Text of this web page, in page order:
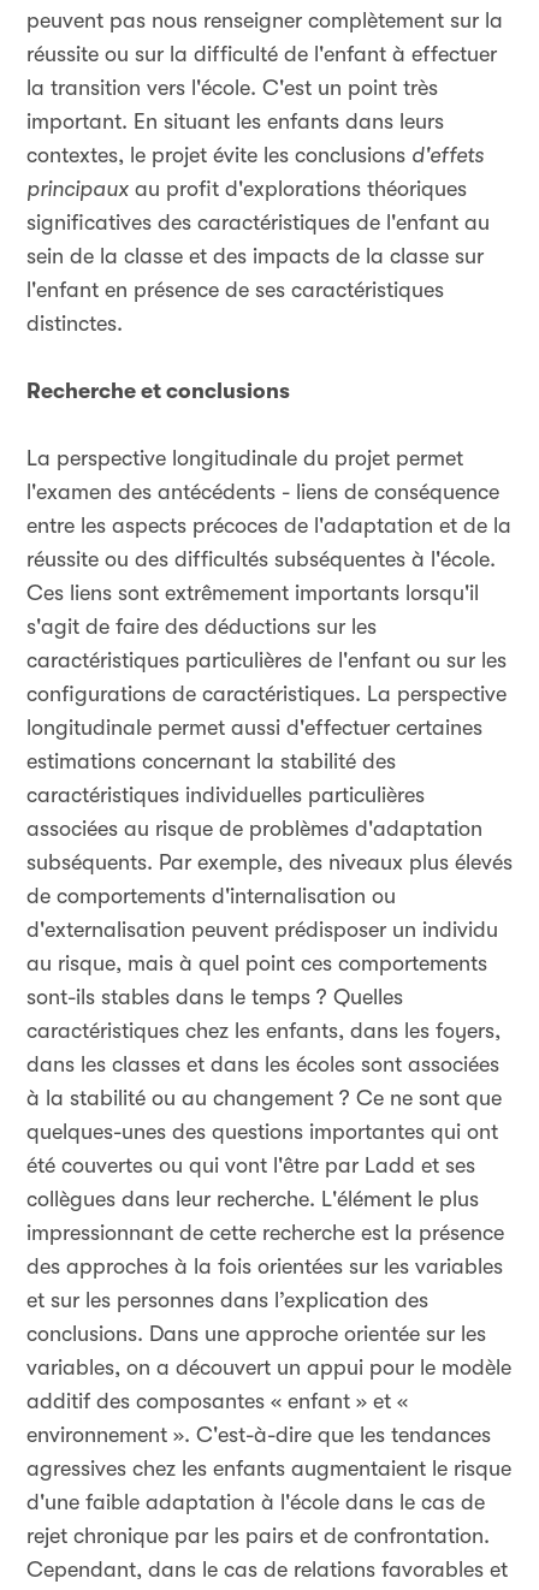
peuvent pas nous renseigner complètement sur la
réussite ou sur la difficulté de l'enfant à effectuer
la transition vers l'école. C'est un point très
important. En situant les enfants dans leurs
contextes, le projet évite les conclusions d'effets
principaux au profit d'explorations théoriques
significatives des caractéristiques de l'enfant au
sein de la classe et des impacts de la classe sur
l'enfant en présence de ses caractéristiques
distinctes.
Recherche et conclusions
La perspective longitudinale du projet permet
l'examen des antécédents - liens de conséquence
entre les aspects précoces de l'adaptation et de la
réussite ou des difficultés subséquentes à l'école.
Ces liens sont extrêmement importants lorsqu'il
s'agit de faire des déductions sur les
caractéristiques particulières de l'enfant ou sur les
configurations de caractéristiques. La perspective
longitudinale permet aussi d'effectuer certaines
estimations concernant la stabilité des
caractéristiques individuelles particulières
associées au risque de problèmes d'adaptation
subséquents. Par exemple, des niveaux plus élevés
de comportements d'internalisation ou
d'externalisation peuvent prédisposer un individu
au risque, mais à quel point ces comportements
sont-ils stables dans le temps ? Quelles
caractéristiques chez les enfants, dans les foyers,
dans les classes et dans les écoles sont associées
à la stabilité ou au changement ? Ce ne sont que
quelques-unes des questions importantes qui ont
été couvertes ou qui vont l'être par Ladd et ses
collègues dans leur recherche. L'élément le plus
impressionnant de cette recherche est la présence
des approches à la fois orientées sur les variables
et sur les personnes dans l’explication des
conclusions. Dans une approche orientée sur les
variables, on a découvert un appui pour le modèle
additif des composantes « enfant » et «
environnement ». C'est-à-dire que les tendances
agressives chez les enfants augmentaient le risque
d'une faible adaptation à l'école dans le cas de
rejet chronique par les pairs et de confrontation.
Cependant, dans le cas de relations favorables et